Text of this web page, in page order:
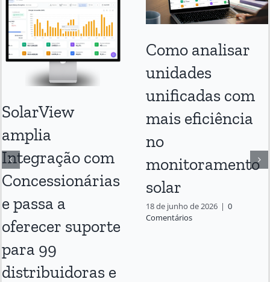
SolarView
amplia
Integração com
Concessionárias
e passa a
oferecer suporte
para 99
distribuidoras e
Como analisar
unidades
unificadas com
mais eficiência
no
monitoramento
solar
18 de junho de 2026 | 0
Comentários